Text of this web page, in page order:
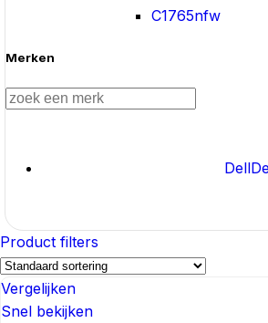
C1765nfw
Merken
Dell
Product filters
Vergelijken
Snel bekijken